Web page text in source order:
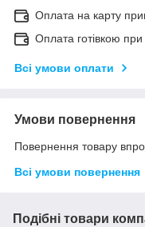
Оплата на карту
Оплата готівкою
Всі умови оплати
Умови повернення
Повернення товару
Всі умови повернення
Подібні товари